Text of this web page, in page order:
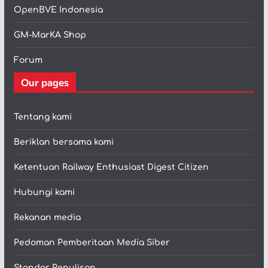
OpenBVE Indonesia
GM-MarKA Shop
Forum
Our pages
Tentang kami
Beriklan bersama kami
Ketentuan Railway Enthusiast Digest Citizen
Hubungi kami
Rekanan media
Pedoman Pemberitaan Media Siber